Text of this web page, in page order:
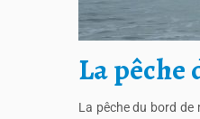
La pêche
La pêche du bord de